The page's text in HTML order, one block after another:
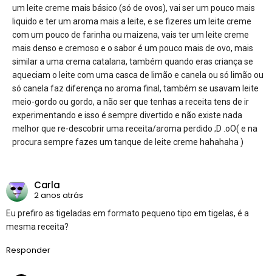
um leite creme mais básico (só de ovos), vai ser um pouco mais
liquido e ter um aroma mais a leite, e se fizeres um leite creme
com um pouco de farinha ou maizena, vais ter um leite creme
mais denso e cremoso e o sabor é um pouco mais de ovo, mais
similar a uma crema catalana, também quando eras criança se
aqueciam o leite com uma casca de limão e canela ou só limão ou
só canela faz diferença no aroma final, também se usavam leite
meio-gordo ou gordo, a não ser que tenhas a receita tens de ir
experimentando e isso é sempre divertido e não existe nada
melhor que re-descobrir uma receita/aroma perdido ;D .oO( e na
procura sempre fazes um tanque de leite creme hahahaha )
Carla
2 anos atrás
Eu prefiro as tigeladas em formato pequeno tipo em tigelas, é a
mesma receita?
Responder